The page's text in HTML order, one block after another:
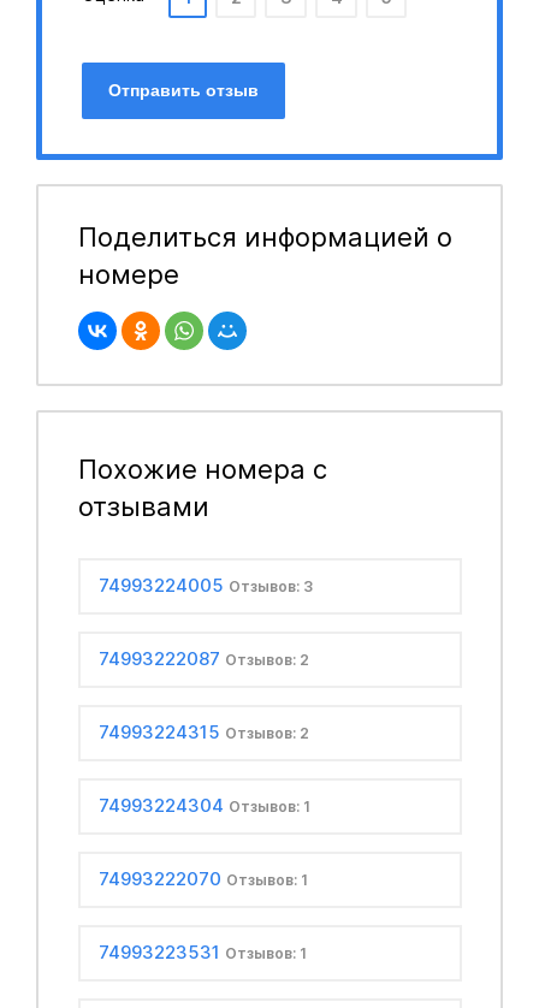
Отправить отзыв
Поделиться информацией о
номере
Похожие номера с
отзывами
74993224005 Отзывов: 3
74993222087 Отзывов: 2
74993224315 Отзывов: 2
74993224304 Отзывов: 1
74993222070 Отзывов: 1
74993223531 Отзывов: 1